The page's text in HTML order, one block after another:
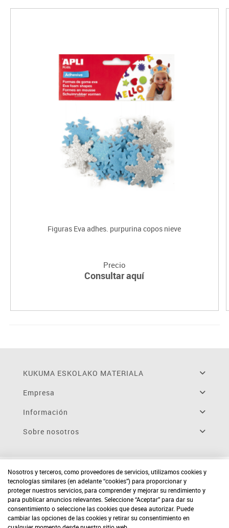
Figuras Eva adhes. purpurina copos nieve
Precio
Consultar aquí
KUKUMA ESKOLAKO MATERIALA
Empresa
Información
Sobre nosotros
Nosotros y terceros, como proveedores de servicios, utilizamos cookies y
tecnologías similares (en adelante “cookies”) para proporcionar y
proteger nuestros servicios, para comprender y mejorar su rendimiento y
para publicar anuncios relevantes. Seleccione “Aceptar” para dar su
consentimiento o seleccione las cookies que desea autorizar. Puede
cambiar las opciones de las cookies y retirar su consentimiento en